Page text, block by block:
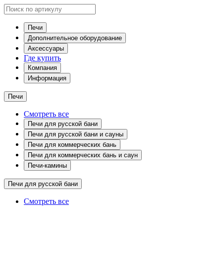
Печи
Дополнительное оборудование
Аксессуары
Где купить
Компания
Информация
Печи
Смотреть все
Печи для русской бани
Печи для русской бани и сауны
Печи для коммерческих бань
Печи для коммерческих бань и саун
Печи-камины
Печи для русской бани
Смотреть все